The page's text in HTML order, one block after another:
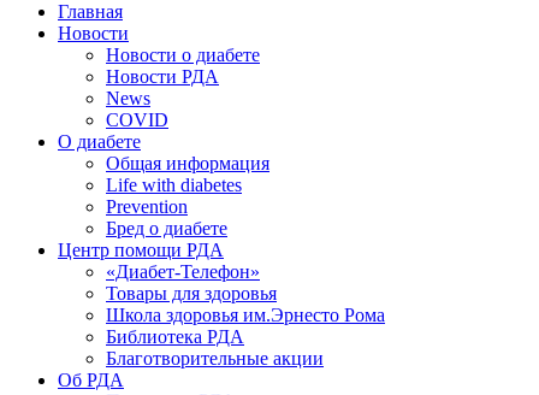
Главная
Новости
Новости о диабете
Новости РДА
News
COVID
О диабете
Общая информация
Life with diabetes
Prevention
Бред о диабете
Центр помощи РДА
«Диабет-Телефон»
Товары для здоровья
Школа здоровья им.Эрнесто Рома
Библиотека РДА
Благотворительные акции
Об РДА